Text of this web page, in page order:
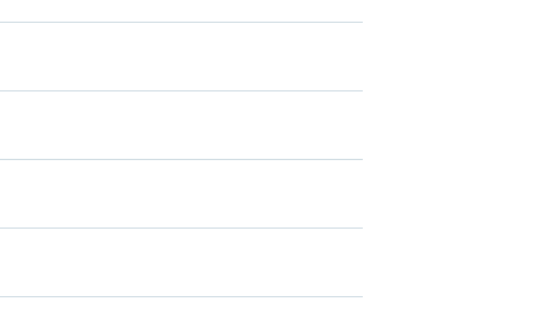
für Studierende und Absolvent:innen.
hochlädst bzw. dein